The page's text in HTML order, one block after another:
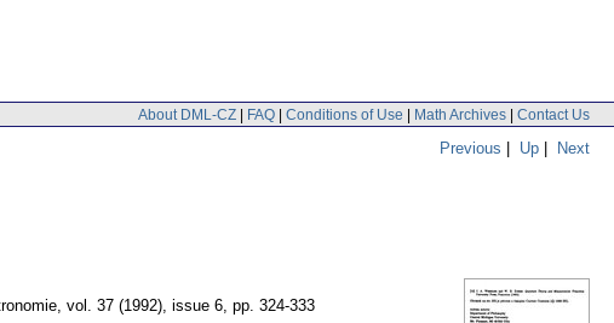
About DML-CZ | FAQ | Conditions of Use | Math Archives | Contact Us
Previous | Up | Next
, vol. 37 (1992), issue 6, pp. 324-333